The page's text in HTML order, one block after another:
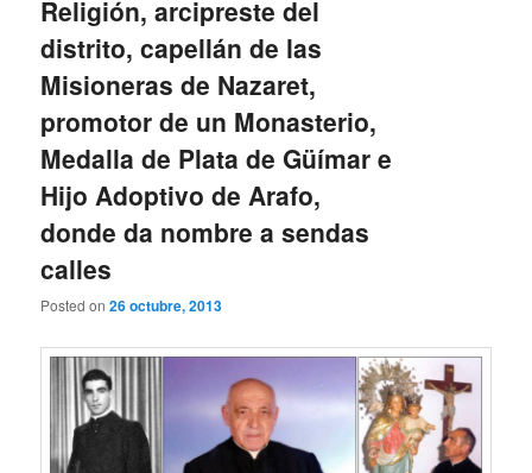
Religión, arcipreste del
distrito, capellán de las
Misioneras de Nazaret,
promotor de un Monasterio,
Medalla de Plata de Güímar e
Hijo Adoptivo de Arafo,
donde da nombre a sendas
calles
Posted on26 octubre, 2013